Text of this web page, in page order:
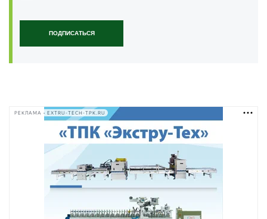
ПОДПИСАТЬСЯ
РЕКЛАМА • EXTRU-TECH-TPK.RU